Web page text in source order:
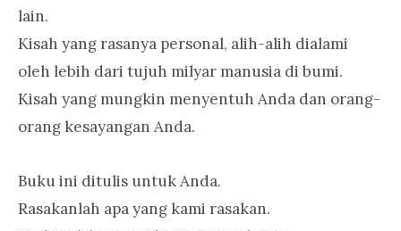
lain.
Kisah yang rasanya personal, alih-alih dialami
oleh lebih dari tujuh milyar manusia di bumi.
Kisah yang mungkin menyentuh Anda dan orang-
orang kesayangan Anda.
Buku ini ditulis untuk Anda.
Rasakanlah apa yang kami rasakan.